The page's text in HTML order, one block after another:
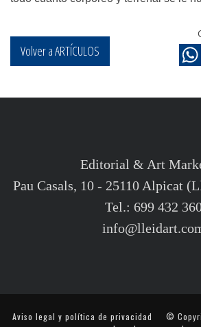
Volver a ARTÍCULOS
Editorial & Art
Pau Casals, 10 - 25110 Alpicat
Tel.: 699 432
Aviso legal y política de privacidad ©